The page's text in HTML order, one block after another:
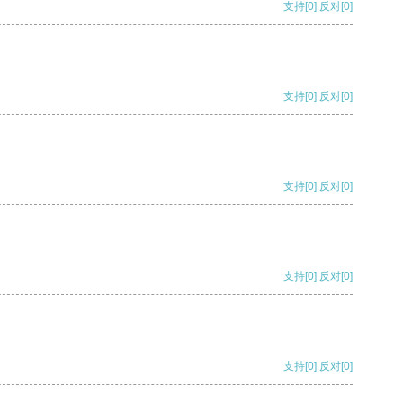
支持[0] 反对[0]
支持[0] 反对[0]
支持[0] 反对[0]
支持[0] 反对[0]
支持[0] 反对[0]